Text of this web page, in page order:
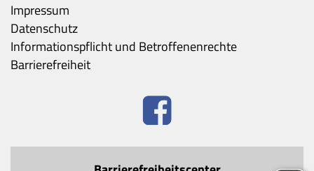
Impressum
Datenschutz
Informationspflicht und Betroffenenrechte
Barrierefreiheit